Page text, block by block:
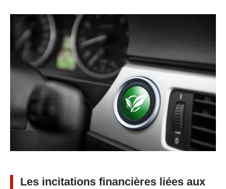
Les incitations financières liées aux